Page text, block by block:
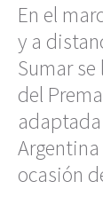
En el
y a
Sumar
del
Argentina
ocasión